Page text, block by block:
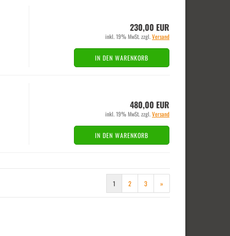
230,00 EUR
inkl. 19% MwSt. zzgl.Versand
IN DEN WARENKORB
480,00 EUR
inkl. 19% MwSt. zzgl.Versand
IN DEN WARENKORB
1 2 3 »